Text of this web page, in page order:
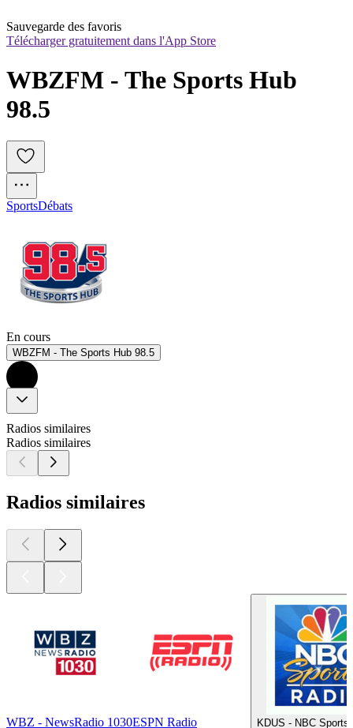
Sauvegarde des favoris
Télécharger gratuitement dans l'App Store
WBZFM - The Sports Hub
98.5
SportsDébats
En cours
WBZFM - The Sports Hub 98.5
Radios similaires
Radios similaires
Radios similaires
WBZ - NewsRadio 1030ESPN Radio
KDUS - NBC Sports